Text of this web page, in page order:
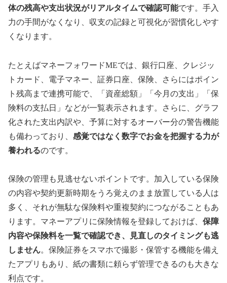
体の残高や支出状況がリアルタイムで確認可能です。手入
力の手間がなくなり、収支の記録と可視化が習慣化しやす
くなります。
たとえばマネーフォワードMEでは、銀行口座、クレジッ
トカード、電子マネー、証券口座、保険、さらにはポイン
ト残高まで連携可能で、「資産総額」「今月の支出」「保
険料の支払日」などが一覧表示されます。さらに、グラフ
化された支出内訳や、予算に対するオーバー分の警告機能
も備わっており、 感覚ではなく数字でお金を把握する力が
養われるのです。
保険の管理も見逃せないポイントです。加入している保険
の内容や契約更新時期をうろ覚えのまま放置している人は
多く、それが無駄な保険料や重複契約につながることもあ
ります。マネーアプリに保険情報を登録しておけば、 保障
内容や保険料を一覧で確認でき、見直しのタイミングも逃
しません。保険証券をスマホで撮影・保管する機能を備え
たアプリもあり、紙の書類に頼らず管理できるのも大きな
利点です。